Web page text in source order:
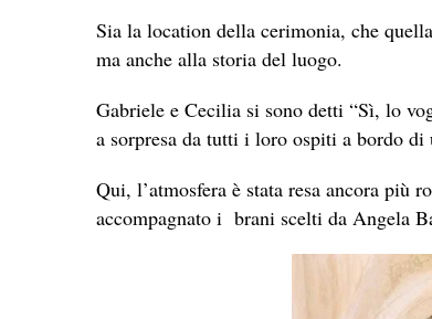
Sia la location della cerimonia, che
ma anche alla storia del luogo.
Gabriele e Cecilia si sono detti “Sì, lo
a sorpresa da tutti i loro ospiti a bordo
Qui, l’atmosfera è stata resa ancora più
accompagnato i brani scelti da Angela